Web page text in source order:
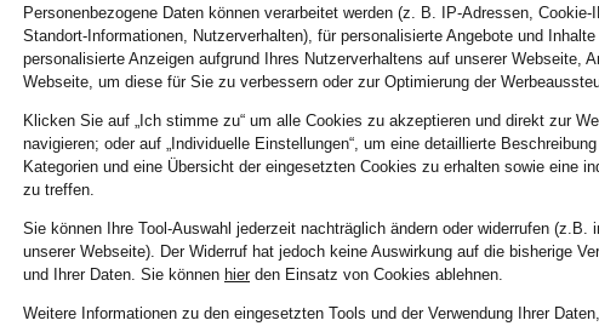
Personenbezogene Daten können verarbeitet werden (z. B. IP-Adressen, Cookie-
Standort-Informationen, Nutzerverhalten), für personalisierte Angebote und
personalisierte Anzeigen aufgrund Ihres Nutzerverhaltens auf unserer Webseite,
Webseite, um diese für Sie zu verbessern oder zur Optimierung der
Klicken Sie auf „Ich stimme zu“ um alle Cookies zu akzeptieren und direkt zur
navigieren; oder auf „Individuelle Einstellungen“, um eine detaillierte
Kategorien und eine Übersicht der eingesetzten Cookies zu erhalten sowie eine
zu treffen.
Sie können Ihre Tool-Auswahl jederzeit nachträglich ändern oder widerrufen (z.B.
unserer Webseite). Der Widerruf hat jedoch keine Auswirkung auf die bisherige
und Ihrer Daten. Sie können hierden Einsatz von Cookies ablehnen.
Weitere Informationen zu den eingesetzten Tools und der Verwendung Ihrer